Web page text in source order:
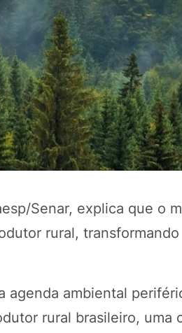
Senar, explica que o
rural,
agenda ambiental
rural brasileiro, uma